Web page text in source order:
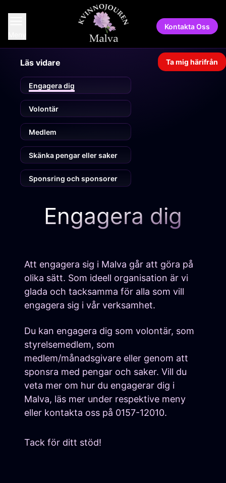
Kontakta Oss
Ta mig härifrån
Läs vidare
Engagera dig
Volontär
Medlem
Skänka pengar eller saker
Sponsring och sponsorer
Engagera dig
Att engagera sig i Malva går att göra på
olika sätt. Som ideell organisation är vi
glada och tacksamma för alla som vill
engagera sig i vår verksamhet.
Du kan engagera dig som volontär, som
styrelsemedlem, som
medlem/månadsgivare eller genom att
sponsra med pengar och saker. Vill du
veta mer om hur du engagerar dig i
Malva, läs mer under respektive meny
eller kontakta oss på 0157-12010.
Tack för ditt stöd!